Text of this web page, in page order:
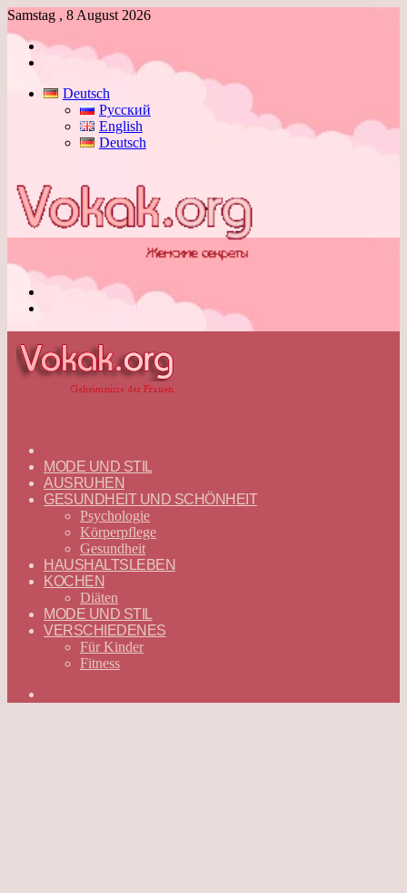
Samstag , 8 August 2026
Anmelden
Deutsch
Русский
English
Deutsch
—
DEUTSCH
MODE UND STIL
AUSRUHEN
GESUNDHEIT UND SCHÖNHEIT
Psychologie
Körperpflege
Gesundheit
HAUSHALTSLEBEN
KOCHEN
Diäten
MODE UND STIL
VERSCHIEDENES
Für Kinder
Fitness